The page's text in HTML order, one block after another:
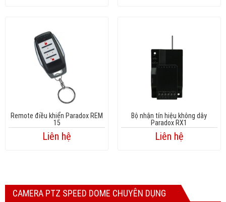
Remote điều khiển Paradox REM
15
Liên hệ
Bộ nhận tín hiệu không dây
Paradox RX1
Liên hệ
CAMERA PTZ SPEED DOME CHUYÊN DỤNG